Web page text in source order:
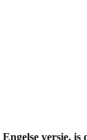
versie, is